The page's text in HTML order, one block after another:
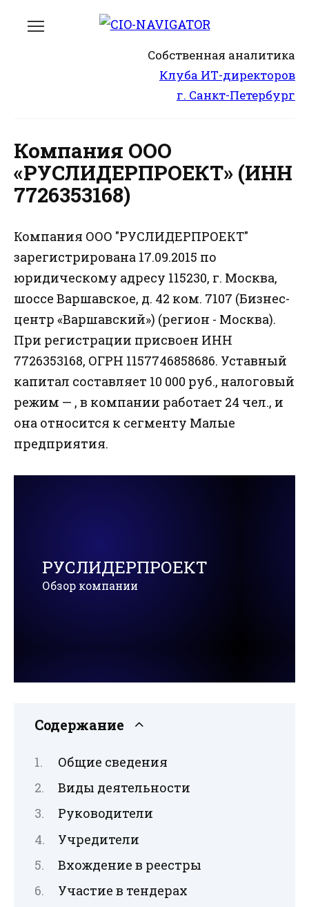
Собственная аналитика
Клуба ИТ-директоров
г. Санкт-Петербург
Компания ООО
«РУСЛИДЕРПРОЕКТ» (ИНН
7726353168)
Компания ООО "РУСЛИДЕРПРОЕКТ"
зарегистрирована 17.09.2015 по
юридическому адресу 115230, г. Москва,
шоссе Варшавское, д. 42 ком. 7107 (Бизнес-
центр «Варшавский») (регион - Москва).
При регистрации присвоен ИНН
7726353168, ОГРН 1157746858686. Уставный
капитал составляет 10 000 руб., налоговый
режим — , в компании работает 24 чел., и
она относится к сегменту Малые
предприятия.
РУСЛИДЕРПРОЕКТ
Обзор компании
Содержание
Общие сведения
Виды деятельности
Руководители
Учредители
Вхождение в реестры
Участие в тендерах